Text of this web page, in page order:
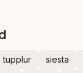
tupplur siesta